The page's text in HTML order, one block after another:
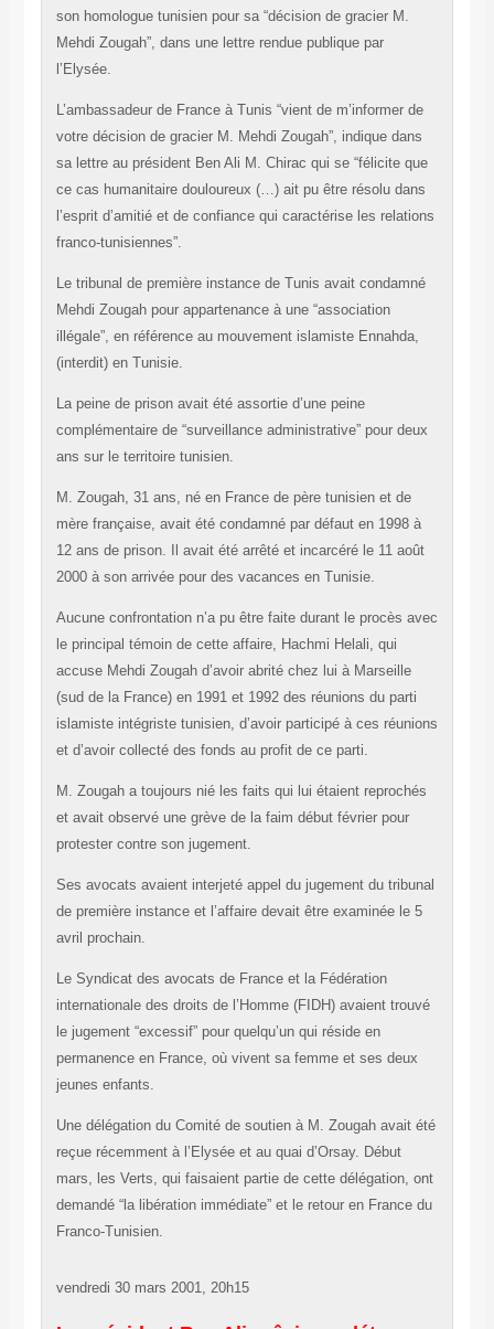
son homologue tunisien pour sa “décision de gracier M.
Mehdi Zougah”, dans une lettre rendue publique par
l’Elysée.
L’ambassadeur de France à Tunis “vient de m’informer de
votre décision de gracier M. Mehdi Zougah”, indique dans
sa lettre au président Ben Ali M. Chirac qui se “félicite que
ce cas humanitaire douloureux (…) ait pu être résolu dans
l’esprit d’amitié et de confiance qui caractérise les relations
franco-tunisiennes”.
Le tribunal de première instance de Tunis avait condamné
Mehdi Zougah pour appartenance à une “association
illégale”, en référence au mouvement islamiste Ennahda,
(interdit) en Tunisie.
La peine de prison avait été assortie d’une peine
complémentaire de “surveillance administrative” pour deux
ans sur le territoire tunisien.
M. Zougah, 31 ans, né en France de père tunisien et de
mère française, avait été condamné par défaut en 1998 à
12 ans de prison. Il avait été arrêté et incarcéré le 11 août
2000 à son arrivée pour des vacances en Tunisie.
Aucune confrontation n’a pu être faite durant le procès avec
le principal témoin de cette affaire, Hachmi Helali, qui
accuse Mehdi Zougah d’avoir abrité chez lui à Marseille
(sud de la France) en 1991 et 1992 des réunions du parti
islamiste intégriste tunisien, d’avoir participé à ces réunions
et d’avoir collecté des fonds au profit de ce parti.
M. Zougah a toujours nié les faits qui lui étaient reprochés
et avait observé une grève de la faim début février pour
protester contre son jugement.
Ses avocats avaient interjeté appel du jugement du tribunal
de première instance et l’affaire devait être examinée le 5
avril prochain.
Le Syndicat des avocats de France et la Fédération
internationale des droits de l’Homme (FIDH) avaient trouvé
le jugement “excessif” pour quelqu’un qui réside en
permanence en France, où vivent sa femme et ses deux
jeunes enfants.
Une délégation du Comité de soutien à M. Zougah avait été
reçue récemment à l’Elysée et au quai d’Orsay. Début
mars, les Verts, qui faisaient partie de cette délégation, ont
demandé “la libération immédiate” et le retour en France du
Franco-Tunisien.
vendredi 30 mars 2001, 20h15